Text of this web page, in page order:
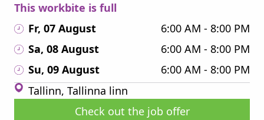
This workbite is full
Fr, 07 August
6:00 AM - 8:00 PM
Sa, 08 August
6:00 AM - 8:00 PM
Su, 09 August
6:00 AM - 8:00 PM
Tallinn, Tallinna linn
Check out the job offer